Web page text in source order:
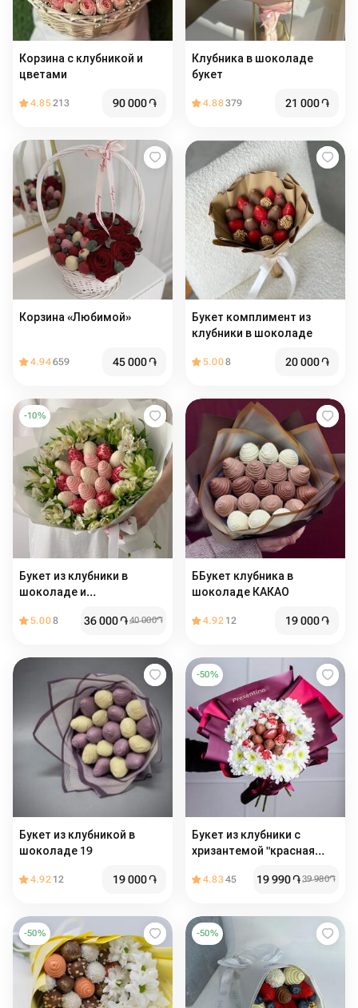
Корзина с клубникой и
цветами
4.85213 90 000֏
Клубника в шоколаде
букет
4.88379 21 000֏
Корзина «Любимой»
4.94659 45 000֏
Букет комплимент из
клубники в шоколаде
5.008 20 000֏
-10%
Букет из клубники в
шоколаде и
5.008 36 000֏40 000֏
ББукет клубника в
шоколаде КАКАО
4.92 12 19 000֏
Букет из клубникой в
шоколаде 19
4.92 12 19 000֏
-50%
Букет из клубники с
хризантемой "красная
4.8345 19 990֏39 980֏
-50% -50%